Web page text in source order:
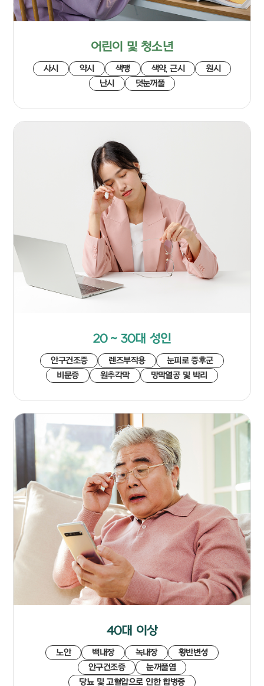
어린이 및 청소년
사시 약시 색맹 색약, 근시
원시
난시
덧눈꺼풀
20 ~ 30대 성인
안구건조증 렌즈부작용
눈피로 증후군
비문증
원추각막 망막열공 및 박리
40대 이상
노안 백내장 녹내장
황반변성
안구건조증
눈꺼풀염
당뇨 및 고혈압으로 인한 합병증